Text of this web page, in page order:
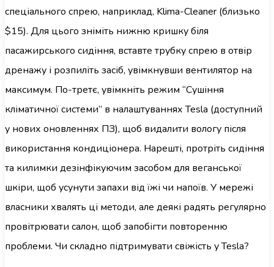
спеціального спрею, наприклад, Klima-Cleaner (близько
$15). Для цього зніміть нижню кришку біля
пасажирського сидіння, вставте трубку спрею в отвір
дренажу і розпиліть засіб, увімкнувши вентилятор на
максимум. По-третє, увімкніть режим “Сушіння
кліматичної системи” в налаштуваннях Tesla (доступний
у нових оновленнях ПЗ), щоб видалити вологу після
використання кондиціонера. Нарешті, протріть сидіння
та килимки дезінфікуючим засобом для веганської
шкіри, щоб усунути запахи від їжі чи напоїв. У мережі
власники хвалять ці методи, але деякі радять регулярно
провітрювати салон, щоб запобігти повторенню
проблеми. Чи складно підтримувати свіжість у Tesla?